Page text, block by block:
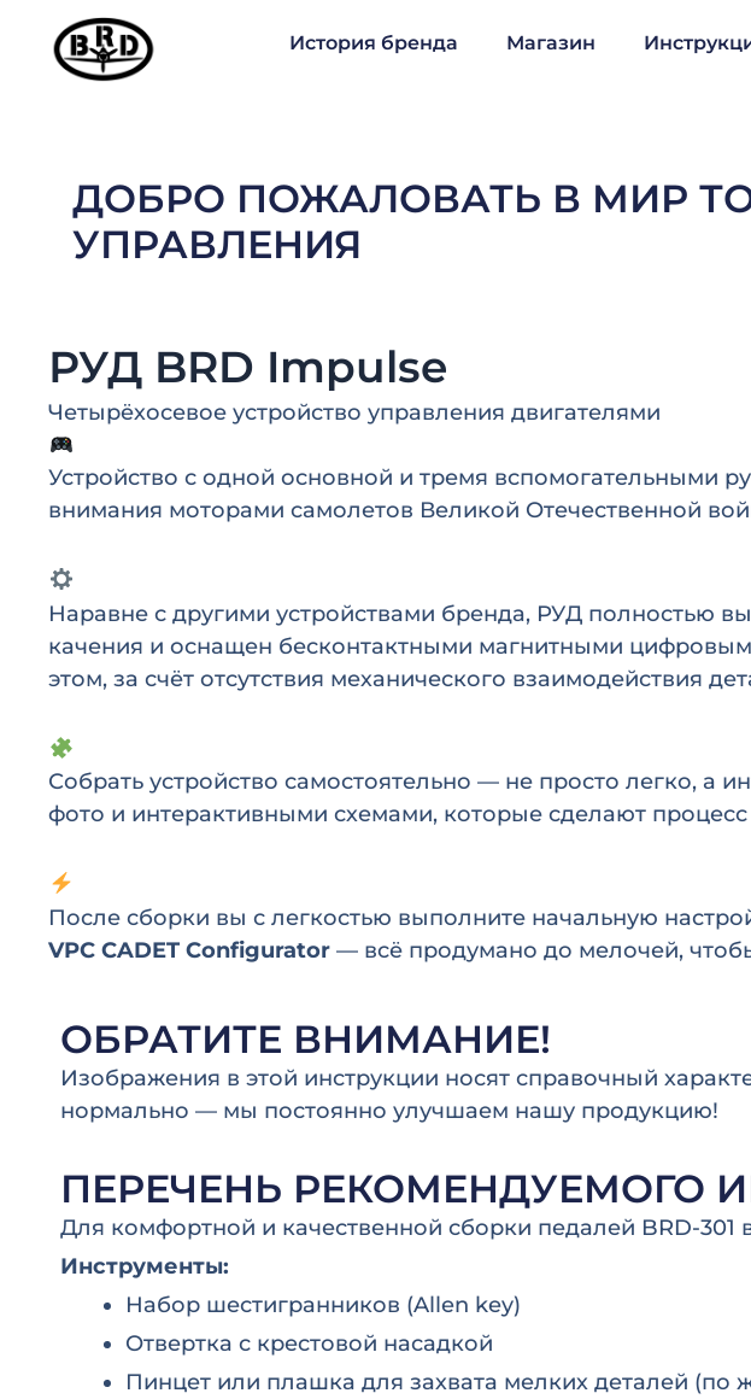
Перейти
содержимому
История бренда Магазин
ДОБРО ПОЖАЛОВАТЬ В МИР
УПРАВЛЕНИЯ
РУД BRD Impulse
Четырёхосевое устройство управления двигателями
Устройство с одной основной и тремя вспомогательными
внимания моторами самолетов Великой Отечественной
Наравне с другими устройствами бренда, РУД полностью
качения и оснащен бесконтактными магнитными
этом, за счёт отсутствия механического взаимодействия
Собрать устройство самостоятельно — не просто легко, а
фото и интерактивными схемами, которые сделают
После сборки вы с легкостью выполните начальную
VPC CADET Configurator — всё продумано до мелочей,
ОБРАТИТЕ ВНИМАНИЕ!
Изображения в этой инструкции носят справочный
нормально — мы постоянно улучшаем нашу продукцию!
ПЕРЕЧЕНЬ РЕКОМЕНДУЕМОГО
Для комфортной и качественной сборки педалей BRD-
Инструменты:
Набор шестигранников (Allen key)
Отвертка с крестовой насадкой
Пинцет или плашка для захвата мелких деталей (по